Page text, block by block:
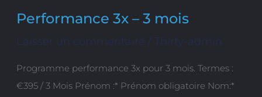
Performance 3x – 3 mois
Laisser un commentaire / Thirty-admin
Programme performance 3x pour 3 mois. Termes :
€395 / 3 Mois Prénom :* Prénom obligatoire Nom:*
Performance
3x
3
mois